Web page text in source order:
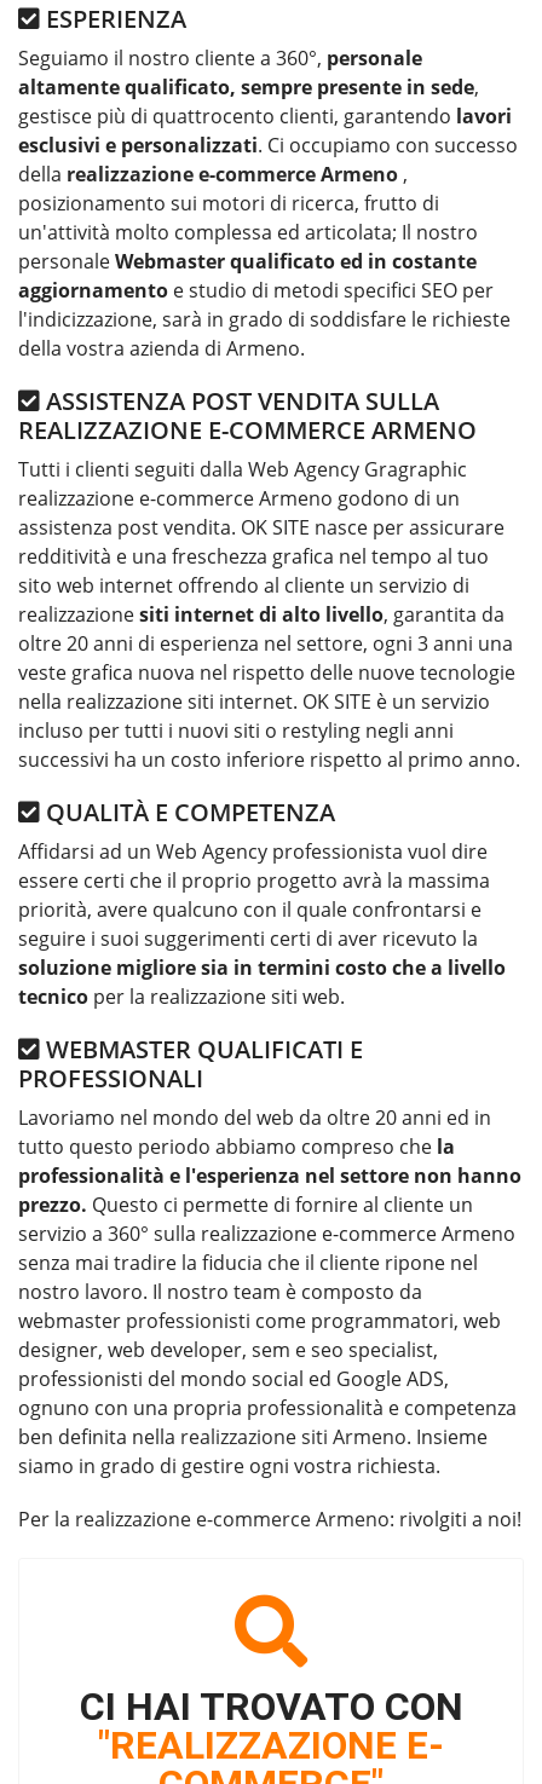
ESPERIENZA
Seguiamo il nostro cliente a 360°, personale
altamente qualificato, sempre presente in sede,
gestisce più di quattrocento clienti, garantendo lavori
esclusivi e personalizzati. Ci occupiamo con successo
della realizzazione e-commerce Armeno ,
posizionamento sui motori di ricerca, frutto di
un'attività molto complessa ed articolata; Il nostro
personaleWebmaster qualificato ed in costante
aggiornamento e studio di metodi specifici SEO per
l'indicizzazione, sarà in grado di soddisfare le richieste
della vostra azienda di Armeno.
ASSISTENZA POST VENDITA SULLA
REALIZZAZIONE E-COMMERCE ARMENO
Tutti i clienti seguiti dalla Web Agency Gragraphic
realizzazione e-commerce Armeno godono di un
assistenza post vendita. OK SITE nasce per assicurare
redditività e una freschezza grafica nel tempo al tuo
sito web internet offrendo al cliente un servizio di
realizzazionesiti internet di alto livello, garantita da
oltre 20 anni di esperienza nel settore, ogni 3 anni una
veste grafica nuova nel rispetto delle nuove tecnologie
nella realizzazione siti internet. OK SITE è un servizio
incluso per tutti i nuovi siti o restyling negli anni
successivi ha un costo inferiore rispetto al primo anno.
QUALITÀ E COMPETENZA
Affidarsi ad un Web Agency professionista vuol dire
essere certi che il proprio progetto avrà la massima
priorità, avere qualcuno con il quale confrontarsi e
seguire i suoi suggerimenti certi di aver ricevuto la
soluzione migliore sia in termini costo che a livello
tecnico per la realizzazione siti web.
WEBMASTER QUALIFICATI E
PROFESSIONALI
Lavoriamo nel mondo del web da oltre 20 anni ed in
tutto questo periodo abbiamo compreso che la
professionalità e l'esperienza nel settore non hanno
prezzo. Questo ci permette di fornire al cliente un
servizio a 360° sulla realizzazione e-commerce Armeno
senza mai tradire la fiducia che il cliente ripone nel
nostro lavoro. Il nostro team è composto da
webmaster professionisti come programmatori, web
designer, web developer, sem e seo specialist,
professionisti del mondo social ed Google ADS,
ognuno con una propria professionalità e competenza
ben definita nella realizzazione siti Armeno. Insieme
siamo in grado di gestire ogni vostra richiesta.
Per la realizzazione e-commerce Armeno: rivolgiti a noi!
CI HAI TROVATO CON
"REALIZZAZIONE E-